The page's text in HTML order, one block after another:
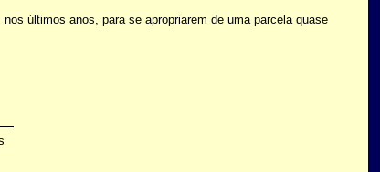
últimos anos, para se apropriarem de uma parcela quase